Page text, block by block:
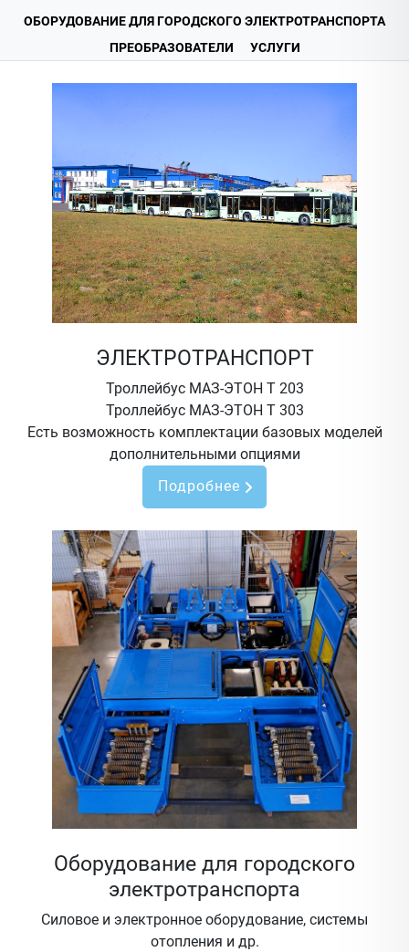
ОБОРУДОВАНИЕ ДЛЯ ГОРОДСКОГО ЭЛЕКТРОТРАНСПОРТА
ПРЕОБРАЗОВАТЕЛИ
УСЛУГИ
ЭЛЕКТРОТРАНСПОРТ
Троллейбус МАЗ-ЭТОН Т 203
Троллейбус МАЗ-ЭТОН Т 303
Есть возможность комплектации базовых моделей
дополнительными опциями
Подробнее
Оборудование для городского
электротранспорта
Силовое и электронное оборудование, системы
отопления и др.